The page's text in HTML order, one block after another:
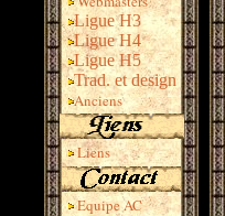
Ligue H3
Ligue H4
Ligue H5
Trad. et design
Anciens
Liens
Equipe AC